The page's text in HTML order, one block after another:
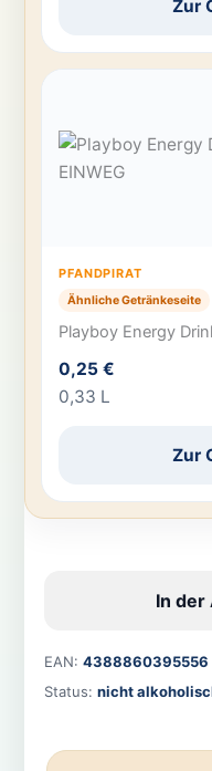
Zur
PFANDPIRAT
Ähnliche Getränkeseite
Playboy Energy
0,25 €
0,33 L
Zur
In der
EAN: 4388860395556
Status: nicht